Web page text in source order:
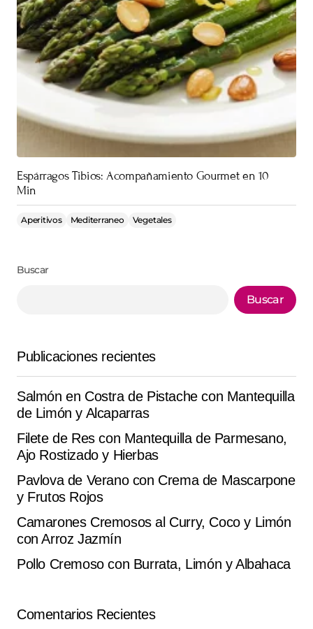
Espárragos Tibios: Acompañamiento Gourmet en 10
Min
Aperitivos Mediterraneo Vegetales
Buscar
Buscar
Publicaciones recientes
Salmón en Costra de Pistache con Mantequilla
de Limón y Alcaparras
Filete de Res con Mantequilla de Parmesano,
Ajo Rostizado y Hierbas
Pavlova de Verano con Crema de Mascarpone
y Frutos Rojos
Camarones Cremosos al Curry, Coco y Limón
con Arroz Jazmín
Pollo Cremoso con Burrata, Limón y Albahaca
Comentarios Recientes